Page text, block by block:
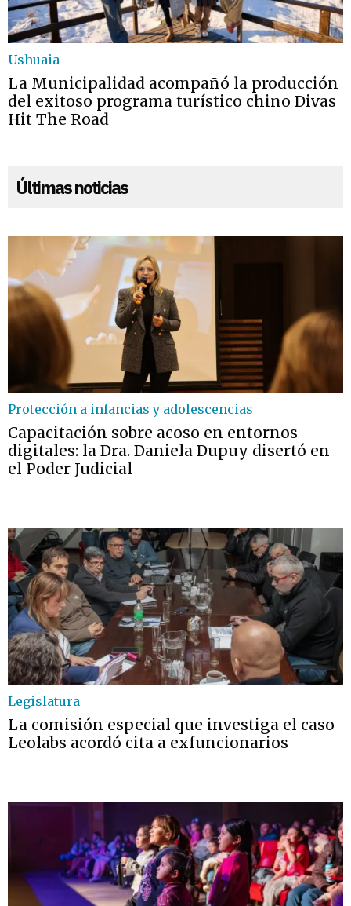
Ushuaia
La Municipalidad acompañó la producción
del exitoso programa turístico chino Divas
Hit The Road
Últimas noticias
Protección a infancias y adolescencias
Capacitación sobre acoso en entornos
digitales: la Dra. Daniela Dupuy disertó en
el Poder Judicial
Legislatura
La comisión especial que investiga el caso
Leolabs acordó cita a exfuncionarios